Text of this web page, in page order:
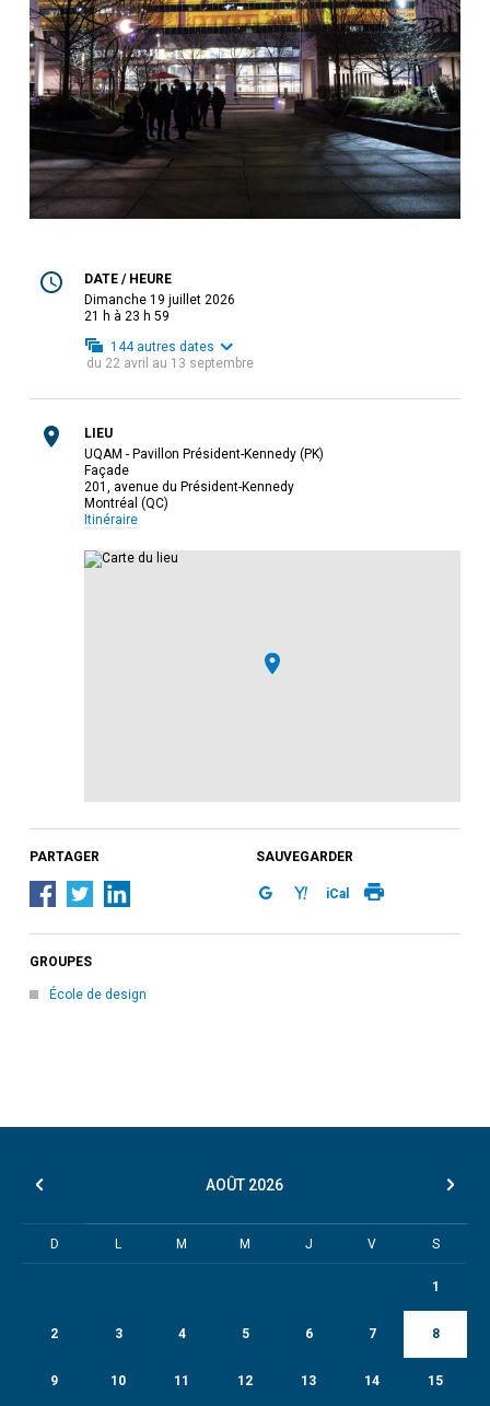
DATE / HEURE
dimanche 19 juillet 2026
21 h à 23 h 59
144 autres dates
du 22 avril au 13 septembre
LIEU
UQAM - Pavillon Président-Kennedy (PK)
Façade
201, avenue du Président-Kennedy
Montréal (QC)
Itinéraire
PARTAGER SAUVEGARDER
iCal
GROUPES
École de design
AOÛT 2026
D L M M J V S
1
2 3 4 5 6 7 8
9 10 11 12 13 14 15